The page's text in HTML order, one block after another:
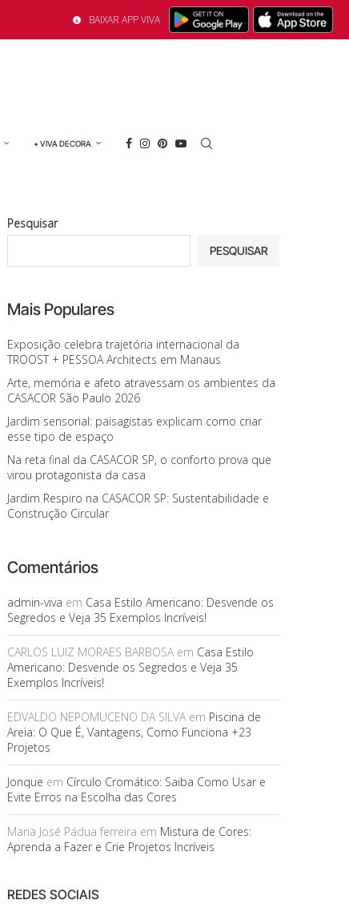
BAIXAR APP VIVA
+ VIVA DECORA
Pesquisar
PESQUISAR
Mais Populares
Exposição celebra trajetória internacional da
TROOST + PESSOA Architects em Manaus
Arte, memória e afeto atravessam os ambientes da
CASACOR São Paulo 2026
Jardim sensorial: paisagistas explicam como criar
esse tipo de espaço
Na reta final da CASACOR SP, o conforto prova que
virou protagonista da casa
Jardim Respiro na CASACOR SP: Sustentabilidade e
Construção Circular
Comentários
admin-viva em Casa Estilo Americano: Desvende os
Segredos e Veja 35 Exemplos Incríveis!
CARLOS LUIZ MORAES BARBOSAem Casa Estilo
Americano: Desvende os Segredos e Veja 35
Exemplos Incríveis!
EDVALDO NEPOMUCENO DA SILVAem Piscina de
Areia: O Que É, Vantagens, Como Funciona +23
Projetos
Jonque em Círculo Cromático: Saiba Como Usar e
Evite Erros na Escolha das Cores
Maria José Pádua ferreira em Mistura de Cores:
Aprenda a Fazer e Crie Projetos Incríveis
REDES SOCIAIS